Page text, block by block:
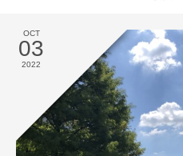
OCT
03
2022